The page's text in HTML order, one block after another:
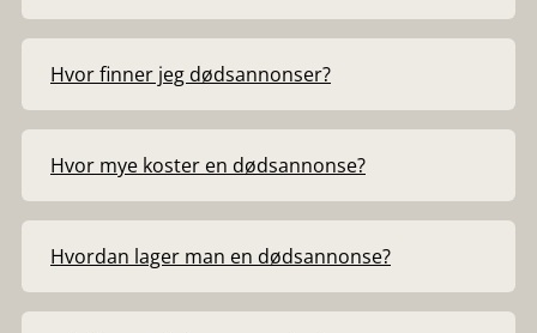
Hvor finner jeg dødsannonser?
Hvor mye koster en dødsannonse?
Hvordan lager man en dødsannonse?